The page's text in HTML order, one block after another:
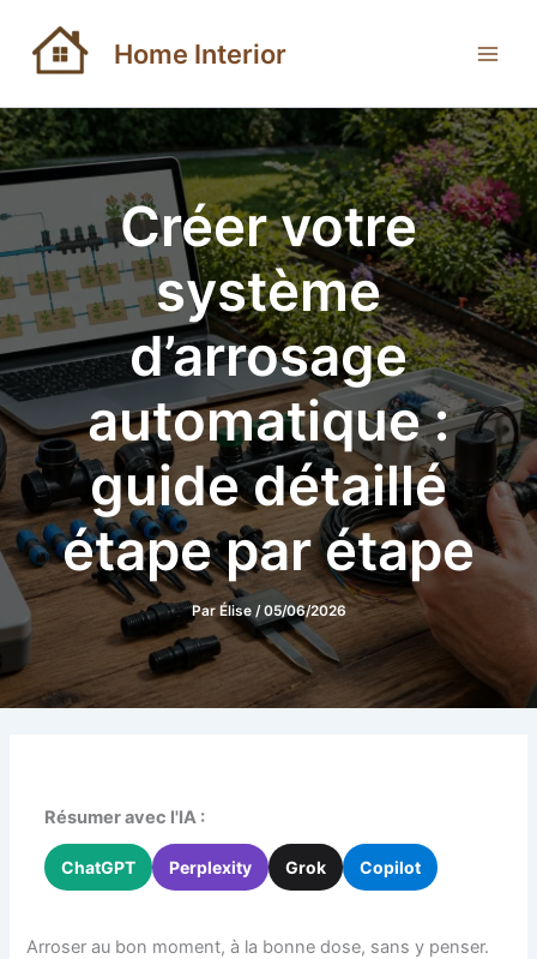
contenu
Home Interior
Créer votre
système
d’arrosage
automatique :
guide détaillé
étape par étape
Par Élise /05/06/2026
Résumer avec l'IA :
ChatGPT Perplexity Grok Copilot
Arroser au bon moment, à la bonne dose, sans y penser.